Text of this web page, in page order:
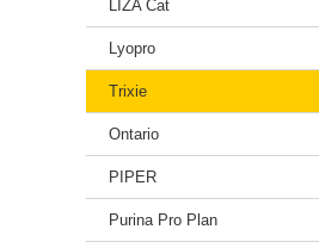
LÍZA Cat
Lyopro
Trixie
Ontario
PIPER
Purina Pro Plan